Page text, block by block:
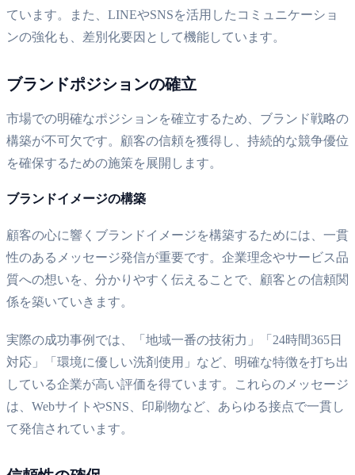
ています。また、LINEやSNSを活用したコミュニケーショ
ンの強化も、差別化要因として機能しています。
ブランドポジションの確立
市場での明確なポジションを確立するため、ブランド戦略の
構築が不可欠です。顧客の信頼を獲得し、持続的な競争優位
を確保するための施策を展開します。
ブランドイメージの構築
顧客の心に響くブランドイメージを構築するためには、一貫
性のあるメッセージ発信が重要です。企業理念やサービス品
質への想いを、分かりやすく伝えることで、顧客との信頼関
係を築いていきます。
実際の成功事例では、「地域一番の技術力」「24時間365日
対応」「環境に優しい洗剤使用」など、明確な特徴を打ち出
している企業が高い評価を得ています。これらのメッセージ
は、WebサイトやSNS、印刷物など、あらゆる接点で一貫し
て発信されています。